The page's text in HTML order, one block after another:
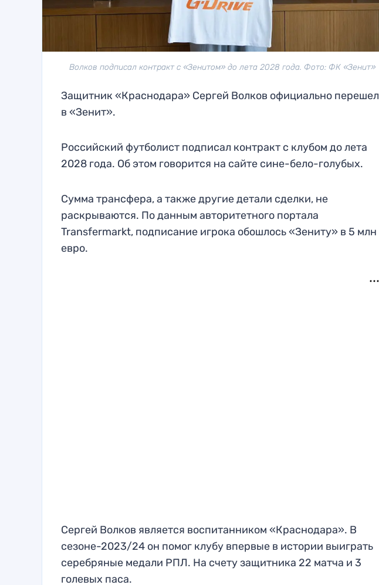
Волков подписал контракт с «Зенитом» до лета 2028 года. Фото: ФК «Зенит»
Защитник «Краснодара» Сергей Волков официально перешел
в «Зенит».
Российский футболист подписал контракт с клубом до лета
2028 года. Об этом говорится на сайте сине-бело-голубых.
Сумма трансфера, а также другие детали сделки, не
раскрываются. По данным авторитетного портала
Transfermarkt, подписание игрока обошлось «Зениту» в 5 млн
евро.
Сергей Волков является воспитанником «Краснодара». В
сезоне-2023/24 он помог клубу впервые в истории выиграть
серебряные медали РПЛ. На счету защитника 22 матча и 3
голевых паса.